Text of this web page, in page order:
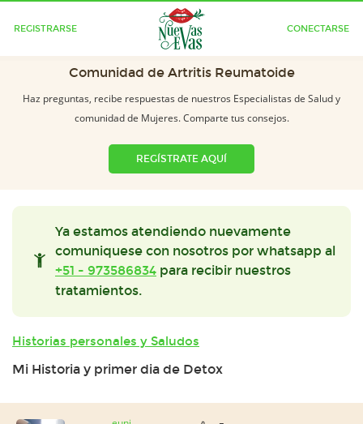
REGISTRARSE CONECTARSE
Comunidad de Artritis Reumatoide
Haz preguntas, recibe respuestas de nuestros Especialistas de Salud y
comunidad de Mujeres. Comparte tus consejos.
REGÍSTRATE AQUÍ
Ya estamos atendiendo nuevamente
comuniquese con nosotros por whatsapp al
+51 - 973586834 para recibir nuestros
tratamientos.
Historias personales y Saludos
Mi Historia y primer dia de Detox